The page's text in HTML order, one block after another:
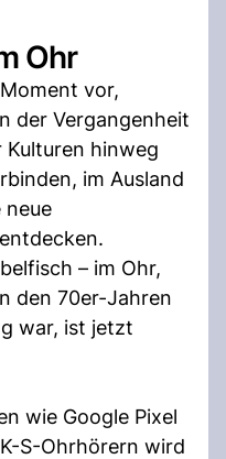
Ohr
vor,
der Vergangenheit
Kulturen hinweg
im Ausland
neue
– im Ohr,
den 70er-Jahren
war, ist jetzt
wie Google Pixel
S-Ohrhörern wird